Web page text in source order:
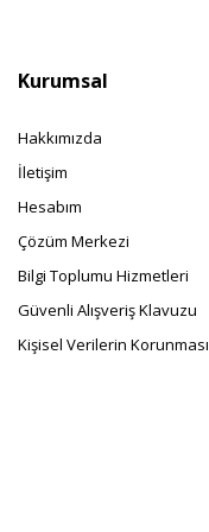
Kurumsal
Hakkımızda
İletişim
Hesabım
Çözüm Merkezi
Bilgi Toplumu Hizmetleri
Güvenli Alışveriş Klavuzu
Kişisel Verilerin Korunması